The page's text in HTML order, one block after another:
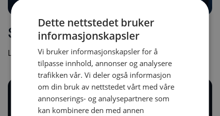
Sikkerhetskultur
Les mer
Dette nettstedet bruker
informasjonskapsler
Vi bruker informasjonskapsler for å
tilpasse innhold, annonser og analysere
trafikken vår. Vi deler også informasjon
om din bruk av nettstedet vårt med våre
annonserings- og analysepartnere som
kan kombinere den med annen